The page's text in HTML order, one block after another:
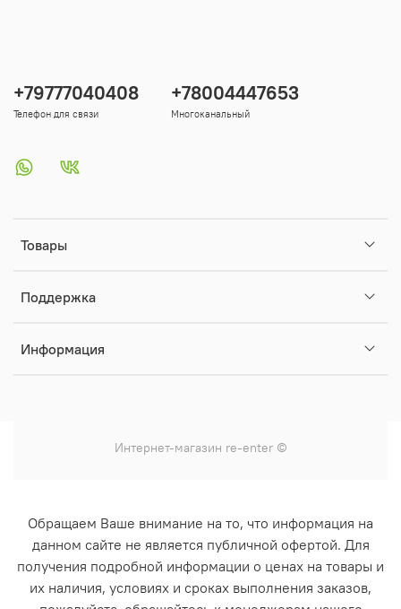
Товары
Поддержка
Информация
+79777040408
Телефон для связи
+78004447653
Многоканальный
Интернет-магазин re-enter ©
Обращаем Ваше внимание на то, что информация на
данном сайте не является публичной офертой. Для
получения подробной информации о ценах на товары и
их наличия, условиях и сроках выполнения заказов,